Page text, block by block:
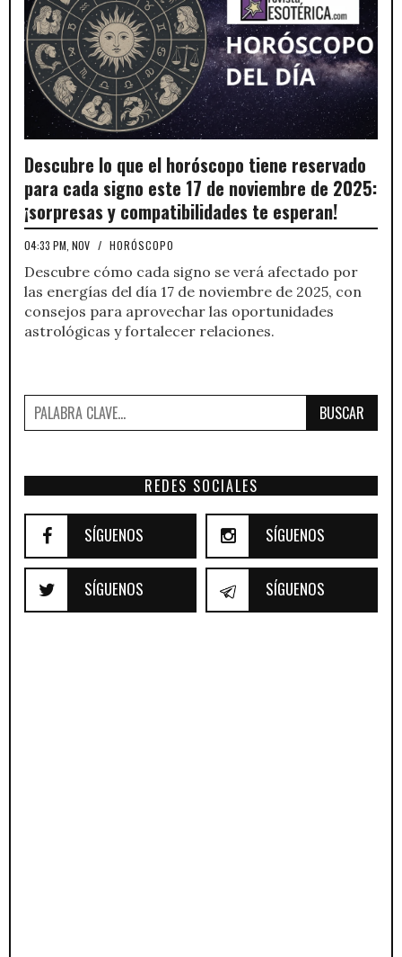
Descubre lo que el horóscopo tiene reservado
para cada signo este 17 de noviembre de 2025:
¡sorpresas y compatibilidades te esperan!
04:33 PM, NOV / HORÓSCOPO
Descubre cómo cada signo se verá afectado por
las energías del día 17 de noviembre de 2025, con
consejos para aprovechar las oportunidades
astrológicas y fortalecer relaciones.
BUSCAR
REDES SOCIALES
SÍGUENOS SÍGUENOS
SÍGUENOS SÍGUENOS